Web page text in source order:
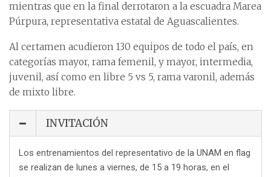
mientras que en la final derrotaron a la escuadra Marea
Púrpura, representativa estatal de Aguascalientes.
Al certamen acudieron 130 equipos de todo el país, en
categorías mayor, rama femenil, y mayor, intermedia,
juvenil, así como en libre 5 vs 5, rama varonil, además
de mixto libre.
INVITACIÓN
Los entrenamientos del representativo de la UNAM en flag
se realizan de lunes a viernes, de 15 a 19 horas, en el